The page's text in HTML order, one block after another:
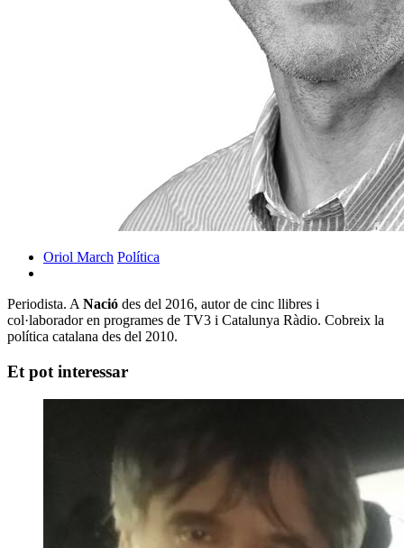
Oriol March Política
Periodista. A Nació des del 2016, autor de cinc llibres i
col·laborador en programes de TV3 i Catalunya Ràdio. Cobreix la
política catalana des del 2010.
Et pot interessar